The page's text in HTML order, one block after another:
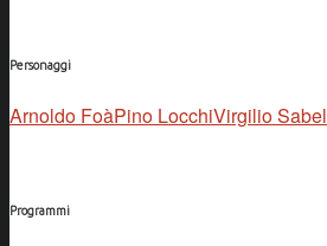
Personaggi
Arnoldo FoàPino LocchiVirgilio Sabel
Programmi